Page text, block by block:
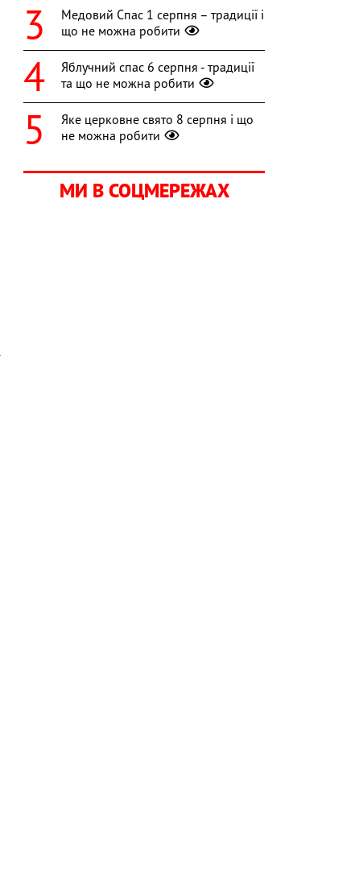
Медовий Спас 1 серпня – традиції і
що не можна робити
Яблучний спас 6 серпня - традиції
та що не можна робити
Яке церковне свято 8 серпня і що
не можна робити
МИ В СОЦМЕРЕЖАХ